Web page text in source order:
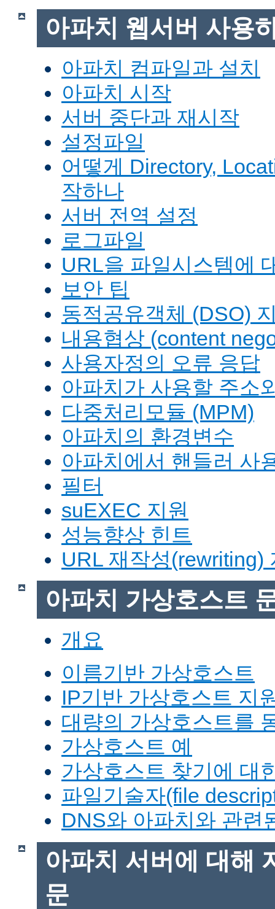
아파치 웹서버 사용
아파치 컴파일과 설치
아파치 시작
서버 중단과 재시작
설정파일
어떻게 Directory,
작하나
서버 전역 설정
로그파일
URL을 파일시스템에
보안 팁
동적공유객체 (DSO)
내용협상 (content
사용자정의 오류 응답
아파치가 사용할 주소
다중처리모듈 (MPM)
아파치의 환경변수
아파치에서 핸들러 사
필터
suEXEC 지원
성능향상 힌트
URL 재작성(rewriting)
아파치 가상호스트
개요
이름기반 가상호스트
IP기반 가상호스트 지
대량의 가상호스트를
가상호스트 예
가상호스트 찾기에 대
파일기술자(file
DNS와 아파치와 관련
아파치 서버에 대해
문